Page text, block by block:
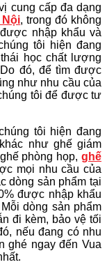
cung cấp đa dạng
, trong đó không
nhập khẩu và
tôi hiện đang
học chất lượng
đó, để tìm được
như nhu cầu của
tôi để được tư
tôi hiện đang
như ghế giám
phòng họp, ghế
mọi nhu cầu của
dòng sản phẩm tại
được nhập khẩu
dòng sản phẩm
đi kèm, bảo vệ tối
nếu đang có nhu
ghé ngay đến Vua